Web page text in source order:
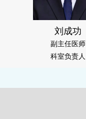
刘成功
副主任医师
科室负责人